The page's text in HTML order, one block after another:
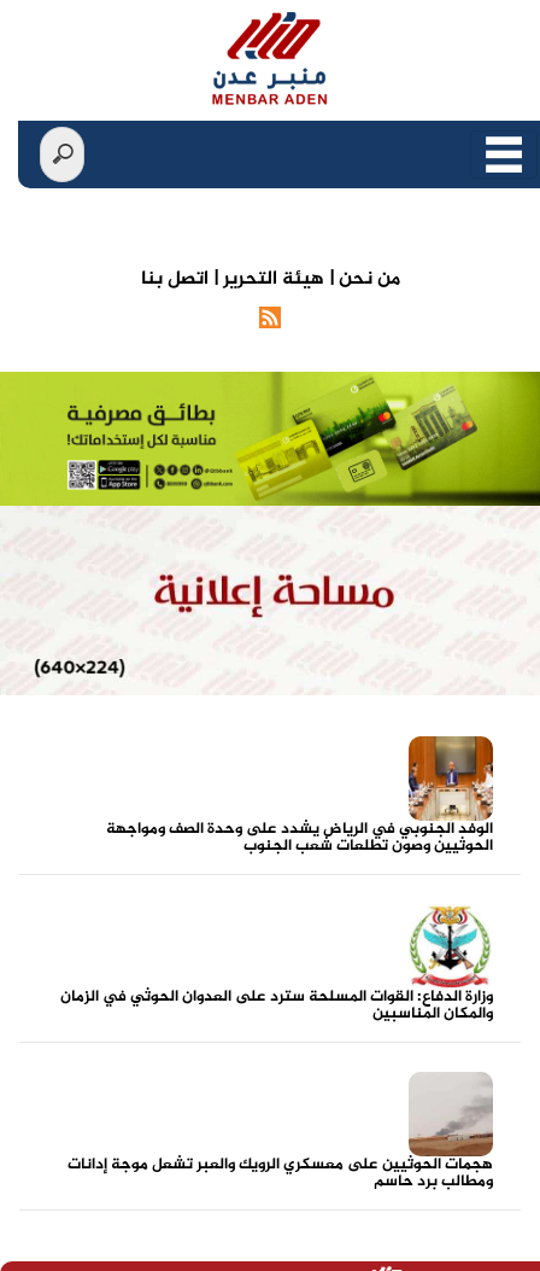
من نحن | هيئة التحرير | اتصل بنا
الوفد الجنوبي في الرياض يشدد على وحدة الصف ومواجهة
الحوثيين وصون تطلعات شعب الجنوب
وزارة الدفاع: القوات المسلحة سترد على العدوان الحوثي في الزمان
والمكان المناسبين
هجمات الحوثيين على معسكري الرويك والعبر تشعل موجة إدانات
ومطالب برد حاسم